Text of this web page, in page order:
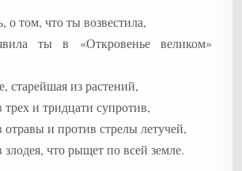
том, что ты возвестила,
ты в «Откровенье великом»
старейшая из растений,
трех и тридцати супротив,
отравы и против стрелы летучей,
злодея, что рыщет по всей земле.